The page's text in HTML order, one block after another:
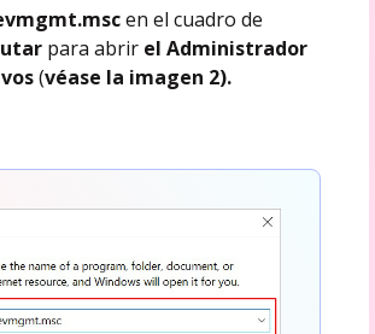
en el cuadro de
para abrir el Administrador
(véase la imagen 2).